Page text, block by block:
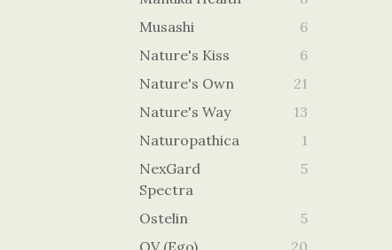
Musashi
6
Nature's Kiss
6
Nature's Own
21
Nature's Way
13
Naturopathica
1
NexGard
Spectra
5
Ostelin
5
QV (Ego)
20